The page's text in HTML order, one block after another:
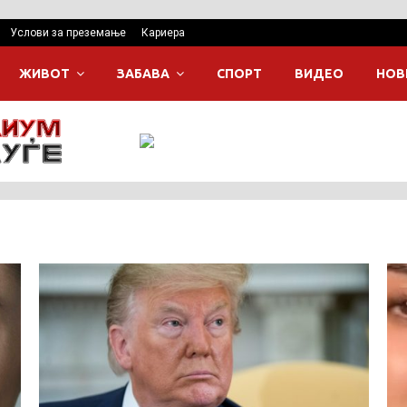
Услови за преземање Кариера
ЖИВОТ ЗАБАВА СПОРТ ВИДЕО